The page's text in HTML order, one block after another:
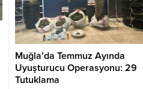
Muğla’da Temmuz Ayında
Uyuşturucu Operasyonu: 29
Tutuklama